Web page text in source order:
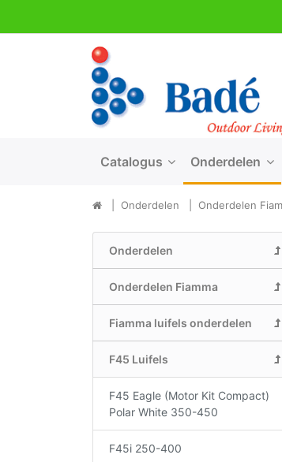
Catalogus Onderdelen
Onderdelen Onderdelen
Onderdelen
Onderdelen Fiamma
Fiamma luifels onderdelen
F45 Luifels
F45 Eagle (Motor Kit Compact)
Polar White 350-450
F45i 250-400